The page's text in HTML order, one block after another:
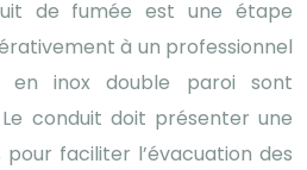
de fumée est une étape
à un professionnel
en inox double paroi sont
conduit doit présenter une
faciliter l’évacuation des